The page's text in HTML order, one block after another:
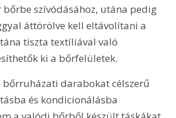
bőrbe szívódásához, utána pedig
áttörölve kell eltávolítani a
tiszta textíliával való
ki a bőrfelületek.
bőrruházati darabokat célszerű
és kondicionálásba